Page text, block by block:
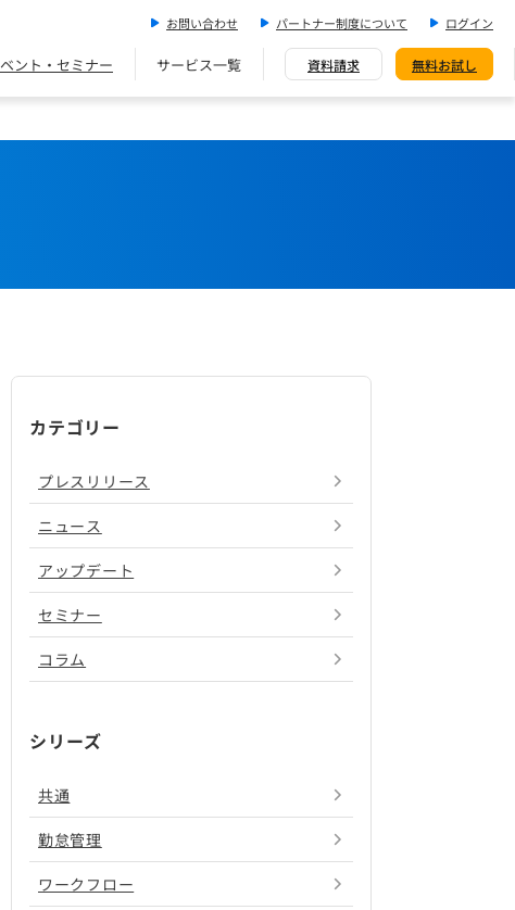
お問い合わせ パートナー制度について ログイン
ント・セミナー サービス一覧 資料請求 無料お試し
カテゴリー
プレスリリース
ニュース
アップデート
セミナー
コラム
シリーズ
共通
勤怠管理
ワークフロー